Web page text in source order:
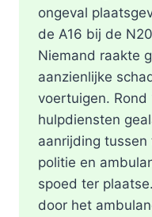
ongeval
de A16 bij de
Niemand raakte
aanzienlijke
voertuigen.
hulpdiensten
aanrijding tussen
politie en
spoed ter
door het